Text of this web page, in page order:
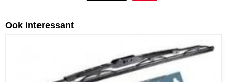
Ook interessant